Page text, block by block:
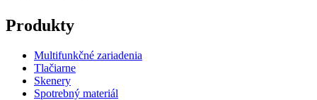
Produkty
Multifunkčné zariadenia
Tlačiarne
Skenery
Spotrebný materiál